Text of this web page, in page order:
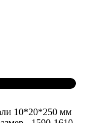
10*20*250 мм